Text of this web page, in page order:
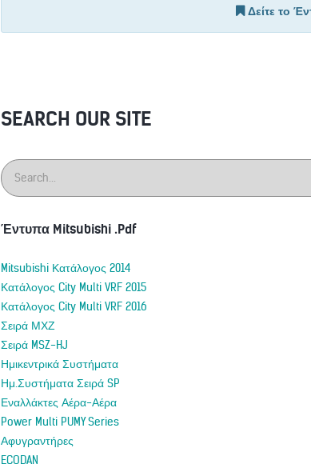
Δείτε το
SEARCH OUR SITE
Έντυπα Mitsubishi .Pdf
Mitsubishi Κατάλογος 2014
Κατάλογος City Multi VRF 2015
Κατάλογος City Multi VRF 2016
Σειρά ΜΧΖ
Σειρά MSZ-HJ
Ημικεντρικά Συστήματα
Ημ.Συστήματα Σειρά SP
Εναλλάκτες Αέρα-Αέρα
Power Multi PUMY Series
Αφυγραντήρες
ECODAN